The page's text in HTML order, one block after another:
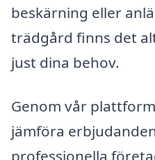
beskärning eller
trädgård finns det
just dina behov.
Genom vår
jämföra